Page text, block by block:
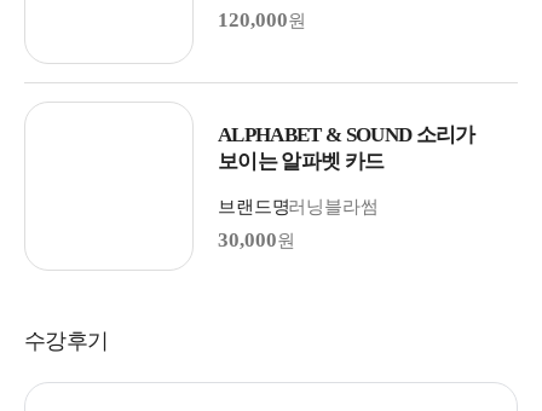
120,000원
ALPHABET & SOUND 소리가
보이는 알파벳 카드
브랜드명러닝블라썸
30,000원